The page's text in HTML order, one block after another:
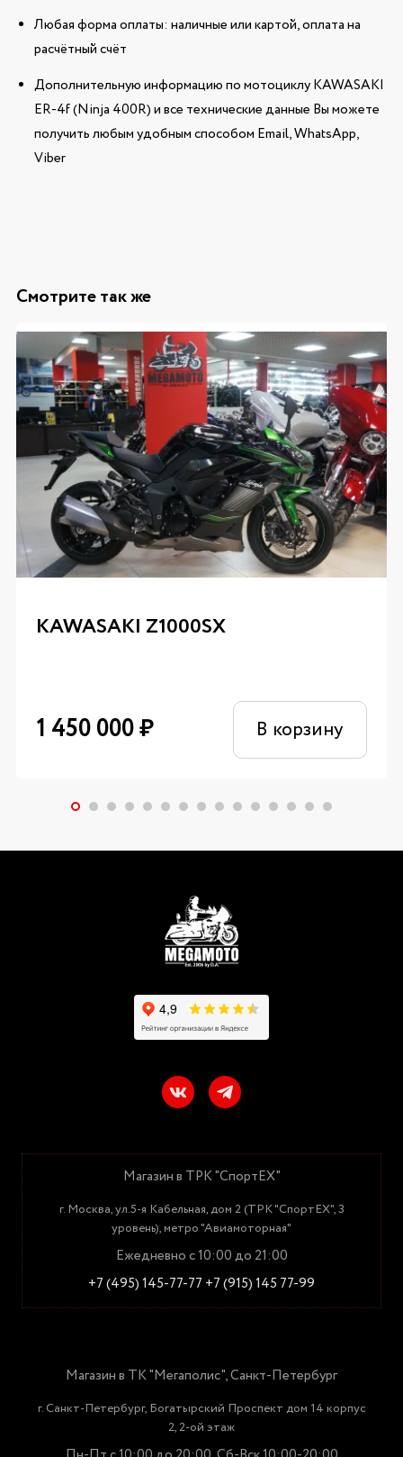
Любая форма оплаты: наличные или картой, оплата на
расчётный счёт
Дополнительную информацию по мотоциклу KAWASAKI
ER-4f (Ninja 400R) и все технические данные Вы можете
получить любым удобным способом Email, WhatsApp,
Viber
Смотрите так же
KAWASAKI Z1000SX
1 450 000₽ В корзину
Магазин в ТРК "СпортЕХ"
г. Москва, ул.5-я Кабельная, дом 2 (ТРК "СпортЕХ", 3
уровень), метро "Авиамоторная"
Ежедневно с 10:00 до 21:00
+7 (495) 145-77-77 +7 (915) 145 77-99
Магазин в ТК "Мегаполис", Санкт-Петербург
г. Санкт-Петербург, Богатырский Проспект дом 14 корпус
2, 2-ой этаж